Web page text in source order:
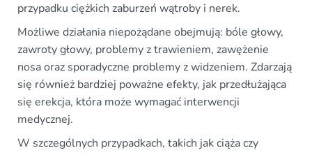
przypadku ciężkich zaburzeń wątroby i nerek.
Możliwe działania niepożądane obejmują: bóle głowy,
zawroty głowy, problemy z trawieniem, zawężenie
nosa oraz sporadyczne problemy z widzeniem. Zdarzają
się również bardziej poważne efekty, jak przedłużająca
się erekcja, która może wymagać interwencji
medycznej.
W szczególnych przypadkach, takich jak ciąża czy